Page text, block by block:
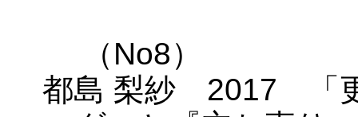
（No8）
都島 梨紗 2017 「